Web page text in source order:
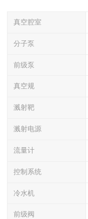
真空腔室
分子泵
前级泵
真空规
溅射靶
溅射电源
流量计
控制系统
冷水机
前级阀